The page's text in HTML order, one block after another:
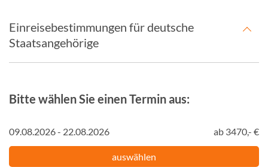
Einreisebestimmungen für deutsche
Staatsangehörige
Bitte wählen Sie einen Termin aus:
09.08.2026 - 22.08.2026 ab 3470,- €
auswählen